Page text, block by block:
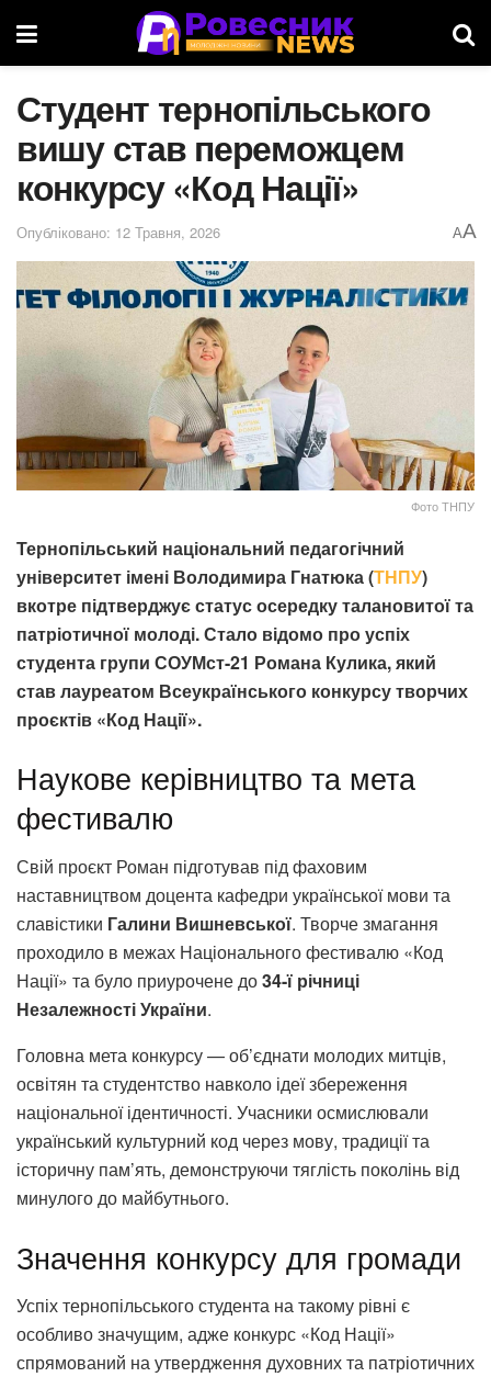
Студент тернопільського
вишу став переможцем
конкурсу «Код Нації»
Опубліковано: 12 Травня, 2026 AA
Фото ТНПУ
Тернопільський національний педагогічний
університет імені Володимира Гнатюка (ТНПУ)
вкотре підтверджує статус осередку талановитої та
патріотичної молоді. Стало відомо про успіх
студента групи СОУМст-21 Романа Кулика, який
став лауреатом Всеукраїнського конкурсу творчих
проєктів «Код Нації».
Наукове керівництво та мета
фестивалю
Свій проєкт Роман підготував під фаховим
наставництвом доцента кафедри української мови та
славістики Галини Вишневської. Творче змагання
проходило в межах Національного фестивалю «Код
Нації» та було приурочене до34-ї річниці
Незалежності України.
Головна мета конкурсу — об’єднати молодих митців,
освітян та студентство навколо ідеї збереження
національної ідентичності. Учасники осмислювали
український культурний код через мову, традиції та
історичну пам’ять, демонструючи тяглість поколінь від
минулого до майбутнього.
Значення конкурсу для громади
Успіх тернопільського студента на такому рівні є
особливо значущим, адже конкурс «Код Нації»
спрямований на утвердження духовних та патріотичних